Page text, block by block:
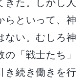
らといって、神
ない。むしろ神
「戦士たち」
き続き働きを行